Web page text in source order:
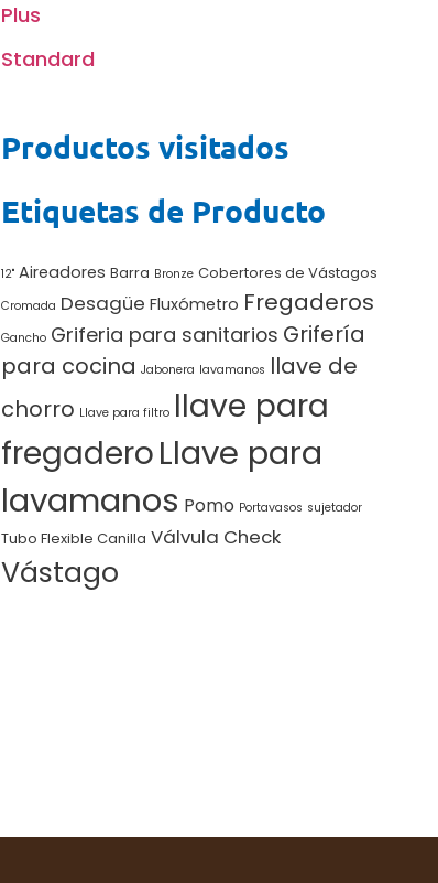
Plus
Standard
Productos visitados
Etiquetas de Producto
12" Aireadores Barra Bronze Cobertores de Vástagos
Cromada Desagüe Fluxómetro Fregaderos
Gancho Griferia para sanitarios Grifería
para cocina Jabonera lavamanos llave de
chorro Llave para filtro llave para
fregaderoLlave para
lavamanos Pomo Portavasos sujetador
Tubo Flexible Canilla Válvula Check
Vástago